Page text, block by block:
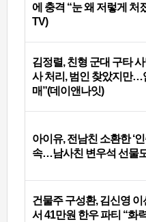
에 충격 “눈 왜 저렇게 처
TV)
김정렬, 친형 군대 구타
사 처리, 범인 찾았지만…
매”(데이앤나잇)
아이유, 전남친 소환한 ‘
속…남사친 변우석 선물도
건물주 구성환, 김신영
서 41만원 한우 파티 “화